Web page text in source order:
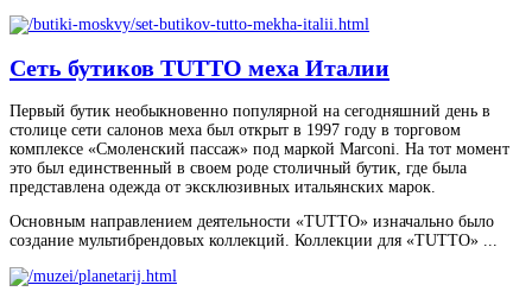
Сеть бутиков TUTTO меха Италии
Первый бутик необыкновенно популярной на сегодняшний день в
столице сети салонов меха был открыт в 1997 году в торговом
комплексе «Смоленский пассаж» под маркой Marconi. На тот момент
это был единственный в своем роде столичный бутик, где была
представлена одежда от эксклюзивных итальянских марок.
Основным направлением деятельности «TUTTO» изначально было
создание мультибрендовых коллекций. Коллекции для «TUTTO» ...